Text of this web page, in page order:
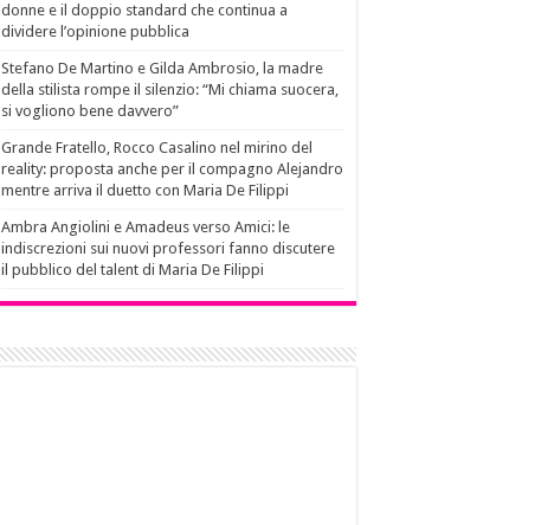
donne e il doppio standard che continua a
dividere l’opinione pubblica
Stefano De Martino e Gilda Ambrosio, la madre
della stilista rompe il silenzio: “Mi chiama suocera,
si vogliono bene davvero”
Grande Fratello, Rocco Casalino nel mirino del
reality: proposta anche per il compagno Alejandro
mentre arriva il duetto con Maria De Filippi
Ambra Angiolini e Amadeus verso Amici: le
indiscrezioni sui nuovi professori fanno discutere
il pubblico del talent di Maria De Filippi